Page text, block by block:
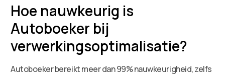
Hoe nauwkeurig is
Autoboeker bij
verwerkingsoptimalisatie?
Autoboeker bereikt meer dan 99% nauwkeurigheid, zelfs